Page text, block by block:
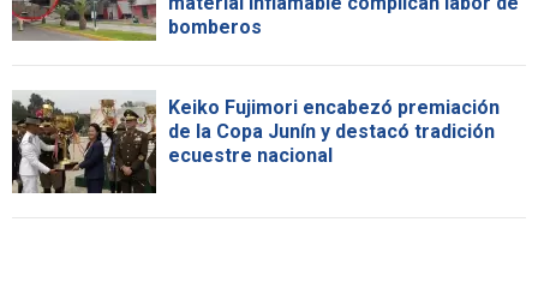
bomberos
Keiko Fujimori encabezó premiación
de la Copa Junín y destacó tradición
ecuestre nacional